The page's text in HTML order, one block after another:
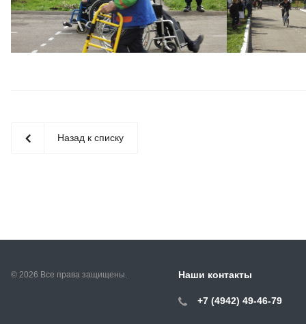
Назад к списку
© 2026 Все права защищены. Наши контакты
+7 (4942) 49-46-79